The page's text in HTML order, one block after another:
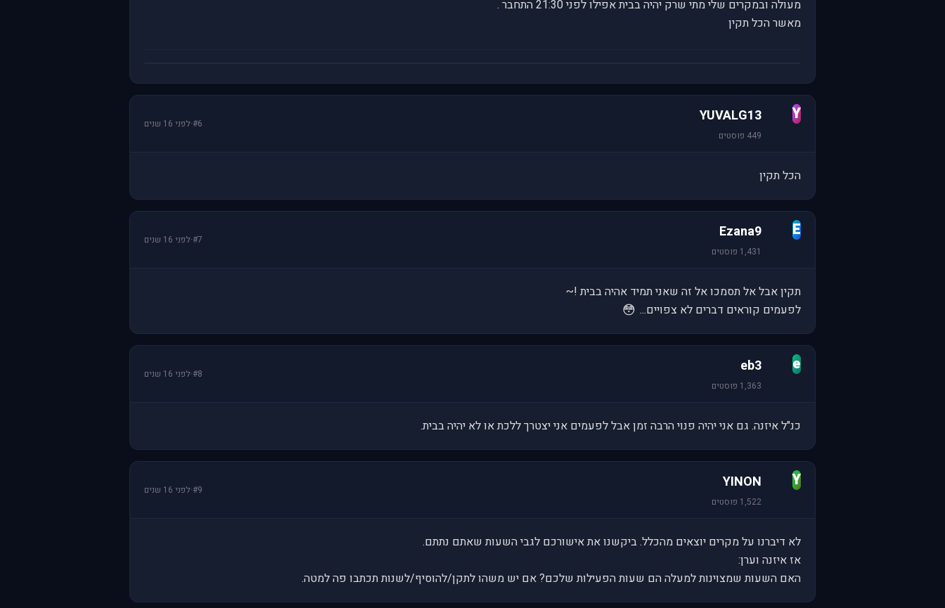
מעולה ובמקרים שלי מתי שרק יהיה בבית אפילו לפני 21:30 התחבר .
מאשר הכל תקין
Y
YUVALG13
449 פוסטים
#6
·לפני 16 שנים
הכל תקין
E
Ezana9
1,431 פוסטים
#7
·לפני 16 שנים
תקין אבל אל תסמכו אל זה שאני תמיד אהיה בבית !~
לפעמים קוראים דברים לא צפויים... 😳
e
eb3
1,363 פוסטים
#8
·לפני 16 שנים
כנ"ל איזנה. גם אני יהיה פנוי הרבה זמן אבל לפעמים אני יצטרך ללכת או לא יהיה בבית.
Y
YINON
1,522 פוסטים
#9
·לפני 16 שנים
לא דיברנו על מקרים יוצאים מהכלל. ביקשנו את אישורכם לגבי השעות שאתם נתתם.
אז איזנה וערן:
האם השעות שמצוינות למעלה הם שעות הפעילות שלכם? אם יש משהו לתקן/להוסיף/לשנות תכתבו פה למטה.